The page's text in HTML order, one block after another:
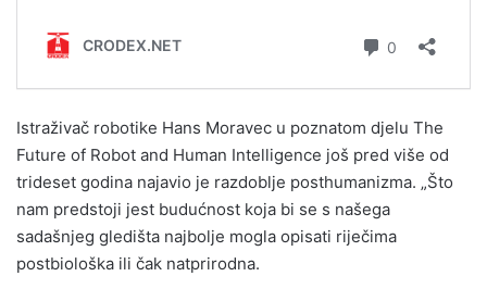
Istraživač robotike Hans Moravec u poznatom djelu The
Future of Robot and Human Intelligence još pred više od
trideset godina najavio je razdoblje posthumanizma. „Što
nam predstoji jest budućnost koja bi se s našega
sadašnjeg gledišta najbolje mogla opisati riječima
postbiološka ili čak natprirodna.